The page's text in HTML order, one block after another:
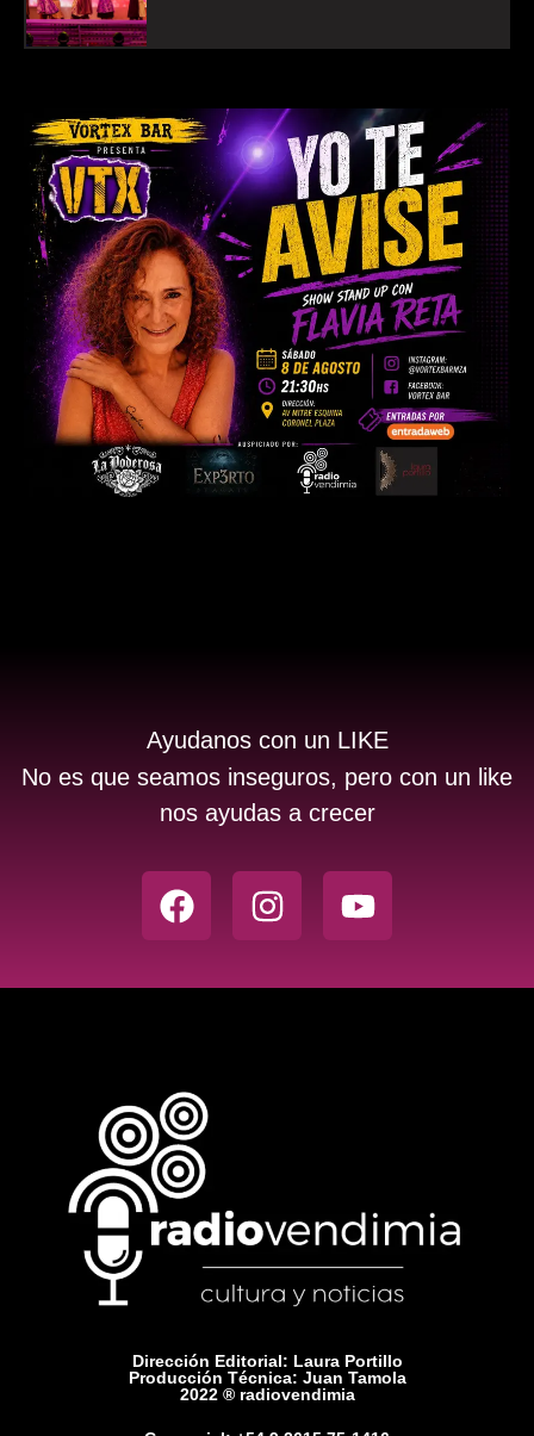
Ayudanos con un LIKE
No es que seamos inseguros, pero con un like
nos ayudas a crecer
Dirección Editorial: Laura Portillo
Producción Técnica: Juan Tamola
2022 ® radiovendimia